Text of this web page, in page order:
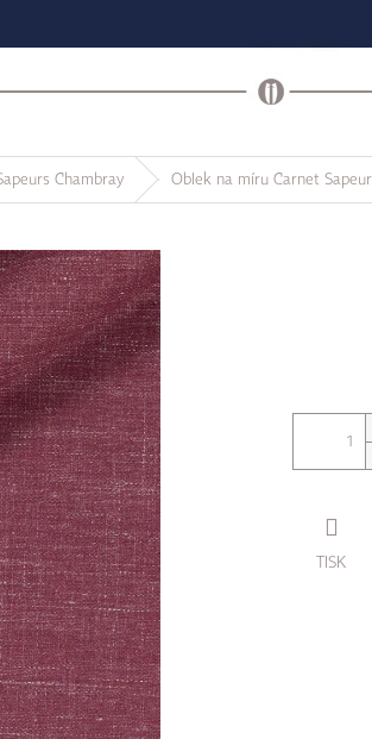
Chambray Oblek na míru Carnet
TISK